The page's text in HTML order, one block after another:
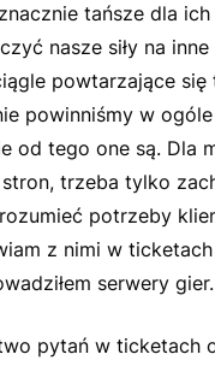
tańsze dla
nasze siły na
powtarzające się
powinniśmy w
od tego one są. Dla
trzeba tylko
potrzeby
z nimi w
serwery gier.
pytań w ticketach